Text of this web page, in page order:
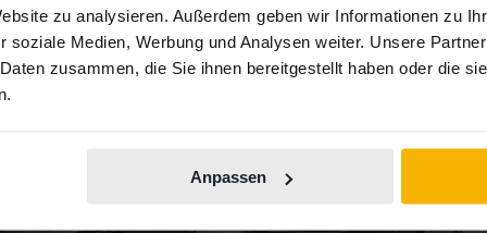
zu analysieren. Außerdem geben wir Informationen zu
soziale Medien, Werbung und Analysen weiter. Unsere
zusammen, die Sie ihnen bereitgestellt haben oder die
Anpassen
2 197 SEK/Monat Mit Finanzierung 1 368 SEK/Monat
Direkt kaufen 217 800 SEK
6 Gebote